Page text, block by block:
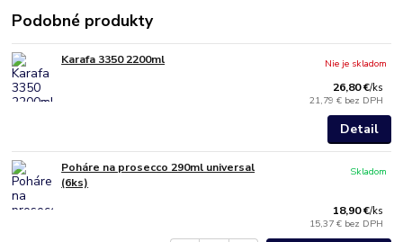
Podobné produkty
Karafa 3350 2200ml
26,80 €/ks
21,79 € bez DPH
Nie je skladom
Detail
Poháre na prosecco 290ml universal
(6ks)
18,90 €/ks
15,37 € bez DPH
Skladom